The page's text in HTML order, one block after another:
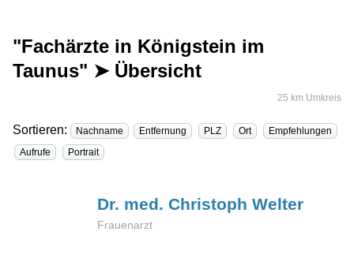
"Fachärzte in Königstein im
Taunus" ➤ Übersicht
25 km Umkreis
Sortieren: Nachname Entfernung PLZ Ort
Empfehlungen
Aufrufe
Portrait
Dr. med. ChristophWelter
Frauenarzt